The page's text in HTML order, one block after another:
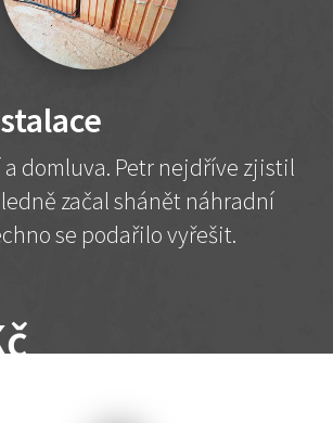
domluva. Petr nejdříve zjistil
začal shánět náhradní
se podařilo vyřešit.